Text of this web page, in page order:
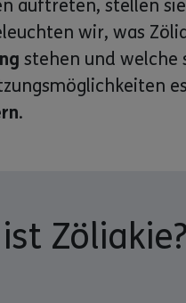
auftreten, stellen
wir, was
stehen und welche
.
Zöliakie?